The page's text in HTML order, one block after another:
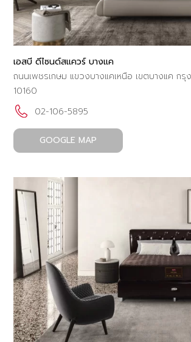
เอสบี ดีไซนด์สแควร์ บางแค
ถนนเพชรเกษม แขวงบางแคเหนือ เขตบางแค กรุ
10160
02-106-5895
GOOGLE MAP